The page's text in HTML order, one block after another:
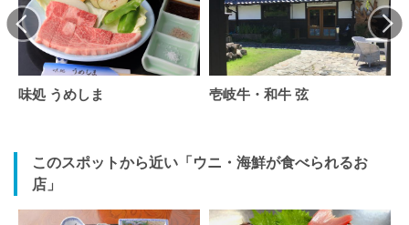
味処 うめしま 壱岐牛・和牛 弦
このスポットから近い「ウニ・海鮮が食べられるお
店」